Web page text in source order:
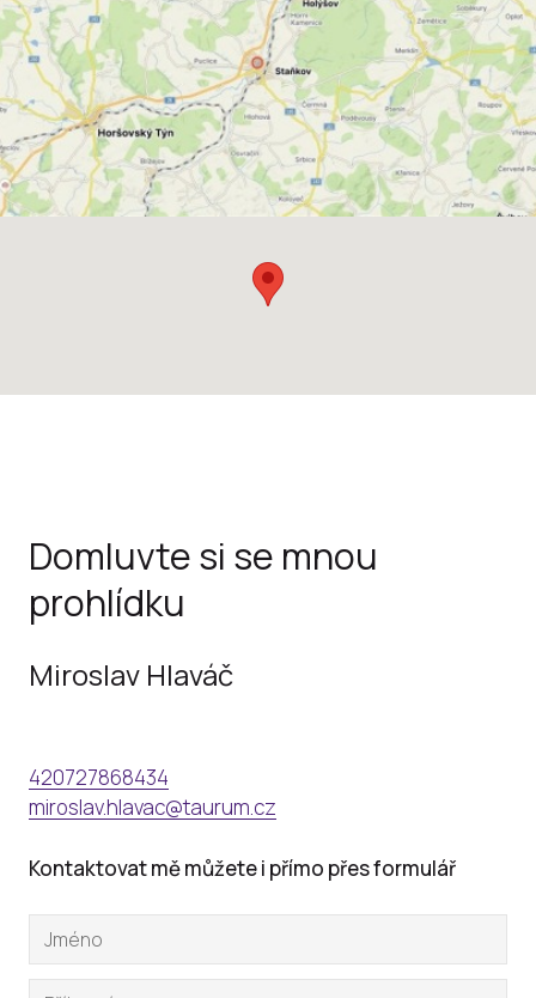
Domluvte si se mnou
prohlídku
Miroslav Hlaváč
420727868434
miroslav.hlavac@taurum.cz
Kontaktovat mě můžete i přímo přes formulář